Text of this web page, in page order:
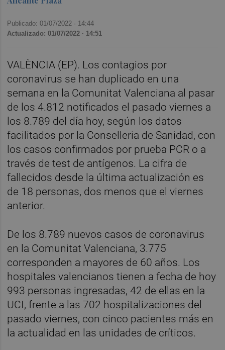
Publicado: 01/07/2022 · 14:44
Actualizado: 01/07/2022 · 14:51
VALÈNCIA (EP). Los contagios por
coronavirus se han duplicado en una
semana en la Comunitat Valenciana al pasar
de los 4.812 notificados el pasado viernes a
los 8.789 del día hoy, según los datos
facilitados por la Conselleria de Sanidad, con
los casos confirmados por prueba PCR o a
través de test de antígenos. La cifra de
fallecidos desde la última actualización es
de 18 personas, dos menos que el viernes
anterior.
De los 8.789 nuevos casos de coronavirus
en la Comunitat Valenciana, 3.775
corresponden a mayores de 60 años. Los
hospitales valencianos tienen a fecha de hoy
993 personas ingresadas, 42 de ellas en la
UCI, frente a las 702 hospitalizaciones del
pasado viernes, con cinco pacientes más en
la actualidad en las unidades de críticos.